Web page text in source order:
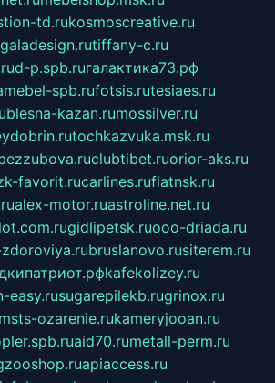
td.rukosmoscreative.ru
tiffany-c.ru
d-p.spb.ruгалактика73.рф
spb.rufotsis.rutesiaes.ru
blesna-kazan.rumossilver.ru
tochkazvuka.msk.ru
clubtibet.ruorior-aks.ru
favorit.rucarlines.ruflatnsk.ru
alex-motor.ruastroline.net.ru
gidlipetsk.ruooo-driada.ru
bruslanovo.rusiterem.ru
kafekolizey.ru
easy.rusugarepilekb.rugrinox.ru
msts-ozarenie.rukameryjooan.ru
aid70.rumetall-perm.ru
apiaccess.ru